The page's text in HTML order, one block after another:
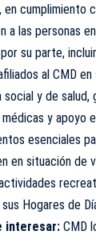
en cumplimiento
a las personas
por su parte,
al CMD
social y de salud,
y apoyo
esenciales
en situación de
Hogares de
interesar: CMD